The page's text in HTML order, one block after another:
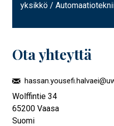
yksikkö /
Ota yhteyttä
Wolffintie 34
65200 Vaasa
Suomi